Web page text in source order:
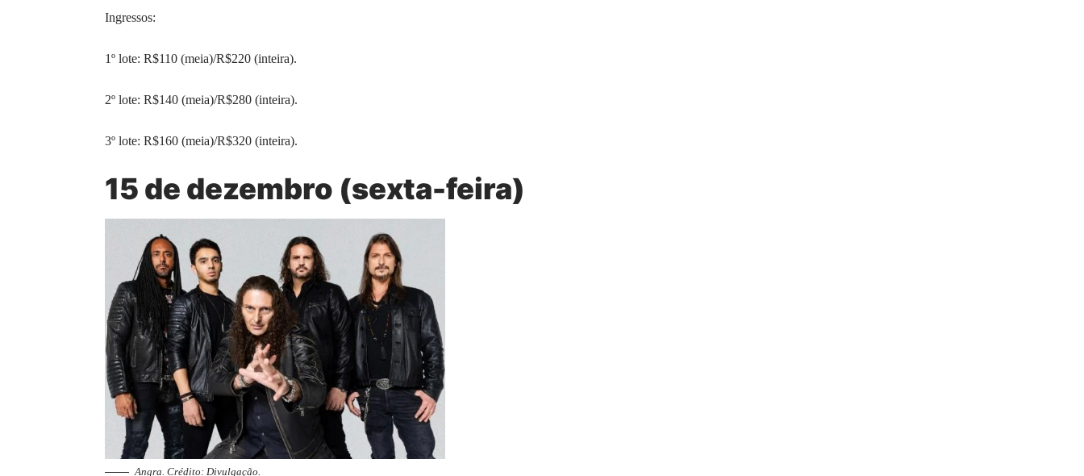
Ingressos:
1º lote: R$110 (meia)/R$220 (inteira).
2º lote: R$140 (meia)/R$280 (inteira).
3º lote: R$160 (meia)/R$320 (inteira).
15 de dezembro (sexta-feira)
Angra. Crédito: Divulgação.